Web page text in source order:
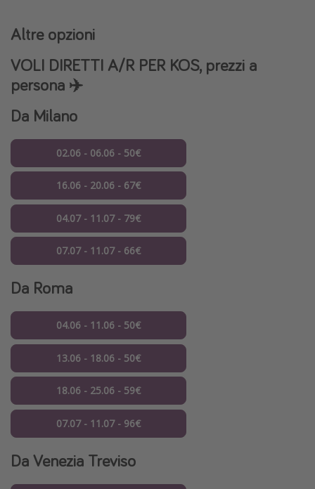
Altre opzioni
VOLI DIRETTI A/R PER KOS, prezzi a
persona ✈️
Da Milano
02.06 - 06.06 - 50€
16.06 - 20.06 - 67€
04.07 - 11.07 - 79€
07.07 - 11.07 - 66€
Da Roma
04.06 - 11.06 - 50€
13.06 - 18.06 - 50€
18.06 - 25.06 - 59€
07.07 - 11.07 - 96€
Da Venezia Treviso